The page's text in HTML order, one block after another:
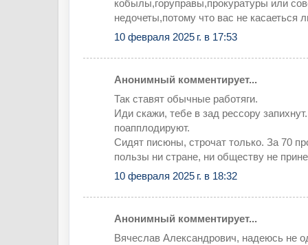
кобылы,горуправы,прокуратуры или
недочеты,потому что вас не касаеться
10 февраля 2025 г. в 17:53
Анонимный комментирует...
Так ставят обычные работяги.
Иди скажи, тебе в зад рессору
поапплодируют.
Сидят писюны, строчат только. За 70
пользы ни стране, ни обществу не
10 февраля 2025 г. в 18:32
Анонимный комментирует...
Вячеслав Александрович, надеюсь не